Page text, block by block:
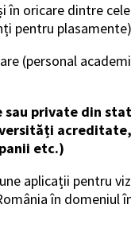
în oricare dintre
pentru plasamente)
(personal
private din
etc.)
aplicații pentru
în domeniul